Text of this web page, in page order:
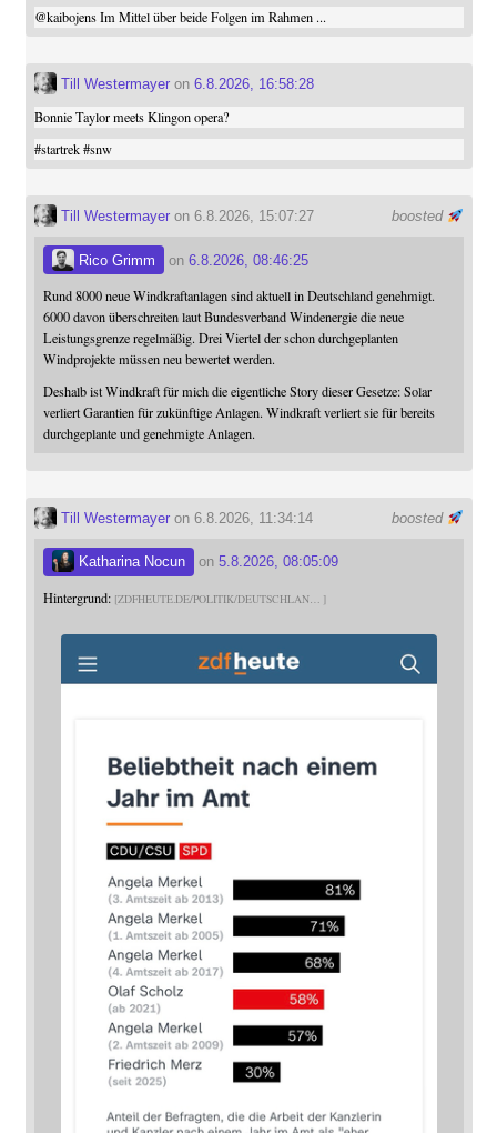
@kaibojensIm Mittel über beide Folgen im Rahmen ...
Till Westermayeron 6.8.2026, 16:58:28
Bonnie Taylor meets Klingon opera?
#startrek #snw
boosted
Till Westermayeron 6.8.2026, 15:07:27
Rico Grimm on 6.8.2026, 08:46:25
Rund 8000 neue Windkraftanlagen sind aktuell in Deutschland genehmigt.
6000 davon überschreiten laut Bundesverband Windenergie die neue
Leistungsgrenze regelmäßig. Drei Viertel der schon durchgeplanten
Windprojekte müssen neu bewertet werden.
Deshalb ist Windkraft für mich die eigentliche Story dieser Gesetze: Solar
verliert Garantien für zukünftige Anlagen. Windkraft verliert sie für bereits
durchgeplante und genehmigte Anlagen.
boosted
Till Westermayeron 6.8.2026, 11:34:14
Katharina Nocun on 5.8.2026, 08:05:09
Hintergrund: ZDFHEUTE.DE/POLITIK/DEUTSCHLAN